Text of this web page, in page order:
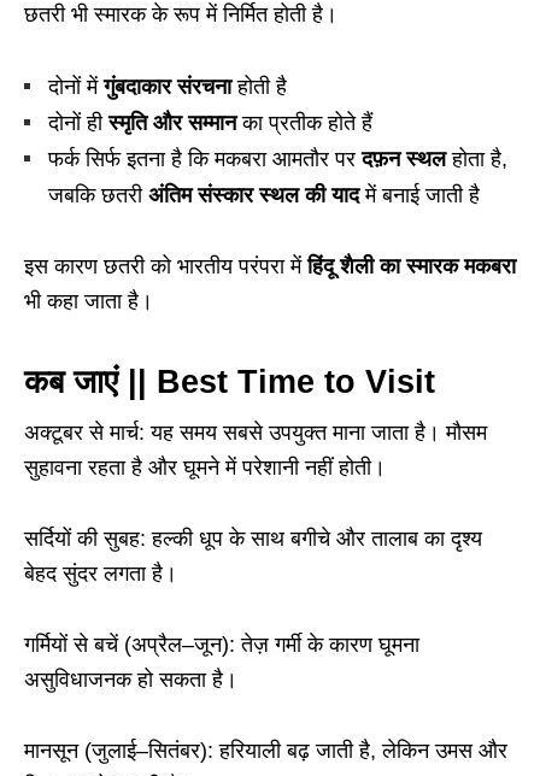
छतरी भी स्मारक के रूप में निर्मित होती है।
दोनों मेंगुंबदाकार संरचनाहोती है
दोनों हीस्मृति और सम्मानका प्रतीक होते हैं
फर्क सिर्फ इतना है कि मकबरा आमतौर परदफ़न स्थलहोता है,
जबकि छतरी अंतिम संस्कार स्थल की यादमें बनाई जाती है
इस कारण छतरी को भारतीय परंपरा मेंहिंदू शैली का स्मारक मकबरा
भी कहा जाता है।
कब जाएं || Best Time to Visit
अक्टूबर से मार्च: यह समय सबसे उपयुक्त माना जाता है। मौसम
सुहावना रहता है और घूमने में परेशानी नहीं होती।
सर्दियों की सुबह: हल्की धूप के साथ बगीचे और तालाब का दृश्य
बेहद सुंदर लगता है।
गर्मियों से बचें (अप्रैल–जून): तेज़ गर्मी के कारण घूमना
असुविधाजनक हो सकता है।
मानसून (जुलाई–सितंबर): हरियाली बढ़ जाती है, लेकिन उमस और